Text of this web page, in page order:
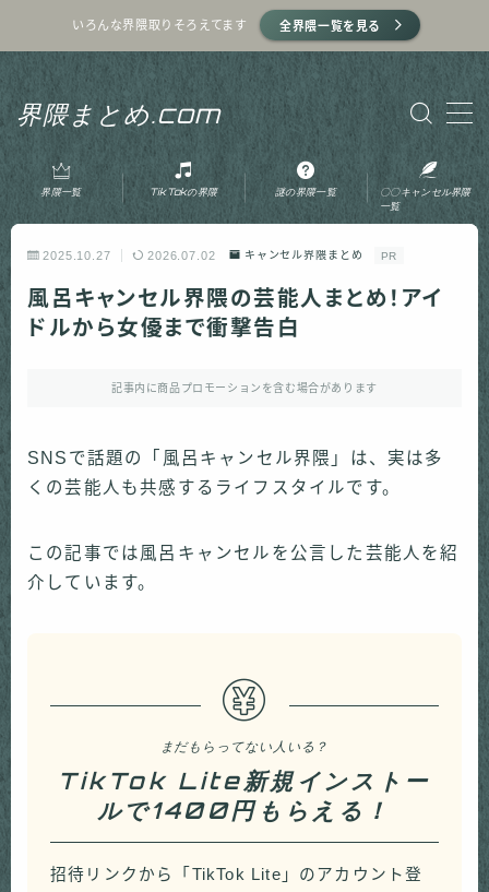
いろんな界隈取りそろえてます 全界隈一覧を見る
界隈まとめ.com
MENU
ホーム
プライバシーポリシー
運営者情報
お問い合わせ
界隈一覧 TikTokの界隈 謎の界隈一覧
〇〇キャンセル界隈
一覧
2025.10.27 2026.07.02 キャンセル界隈まとめ PR
風呂キャンセル界隈の芸能人まとめ！アイ
ドルから女優まで衝撃告白
記事内に商品プロモーションを含む場合があります
SNSで話題の「風呂キャンセル界隈」は、実は多
くの芸能人も共感するライフスタイルです。
この記事では風呂キャンセルを公言した芸能人を紹
介しています。
まだもらってない人いる？
TikTok Lite新規インストー
ルで1400円もらえる！
招待リンクから「TikTok Lite」のアカウント登